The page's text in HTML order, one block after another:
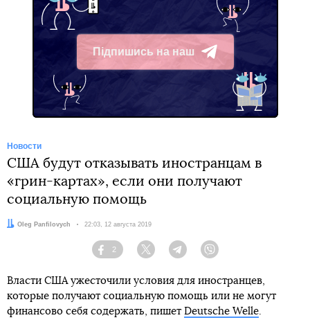
Підпишись на наш
Telegram
Новости
США будут отказывать иностранцам в
«грин-картах», если они получают
социальную помощь
Автор:
Oleg Panfilovych Дата:
22:03, 12 августа 2019
Facebook
2
Twitter TelegramViber
Власти США ужесточили условия для иностранцев,
которые получают социальную помощь или не могут
финансово себя содержать, пишет Deutsche Welle.